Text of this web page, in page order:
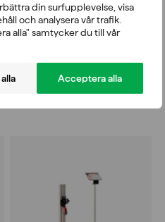
din surfupplevelse, visa
och analysera vår trafik.
alla" samtycker du till vår
Acceptera alla
tillbehörssats
8.209,00 kr
inkl. moms 25%